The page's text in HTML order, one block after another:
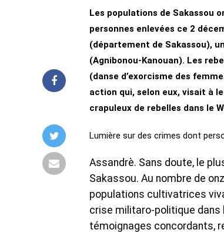
Les populations de Sakassou
personnes enlevées ce 2
(département de Sakassou),
(Agnibonou-Kanouan). Les
(danse d’exorcisme des
action qui, selon eux, visait à
crapuleux de rebelles dans le
Lumière sur des crimes dont
Assandrè. Sans doute, le
Sakassou. Au nombre de
populations cultivatrices
crise militaro-politique dans
témoignages concordants,